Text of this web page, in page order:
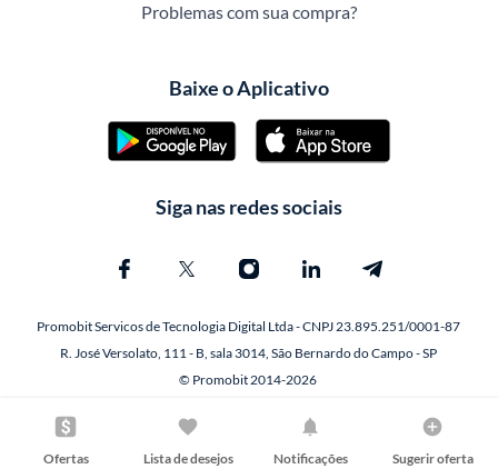
Ofertas Lista de desejos Notificações Sugerir oferta
Problemas com sua compra?
Baixe o Aplicativo
Siga nas redes sociais
Promobit Servicos de Tecnologia Digital Ltda - CNPJ 23.895.251/0001-87
R. José Versolato, 111 - B, sala 3014, São Bernardo do Campo - SP
© Promobit 2014-2026